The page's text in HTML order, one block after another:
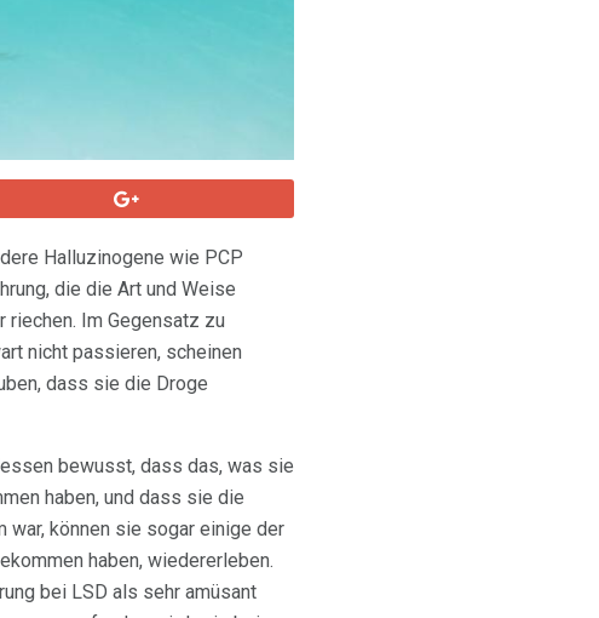
Halluzinogene wie PCP
die die Art und Weise
riechen. Im Gegensatz zu
nicht passieren, scheinen
dass sie die Droge
bewusst, dass das, was sie
haben, und dass sie die
war, können sie sogar einige der
haben, wiedererleben.
bei LSD als sehr amüsant